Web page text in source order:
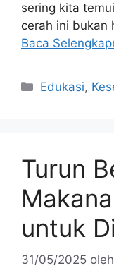
sering kita
cerah ini bukan
Baca
Kategori
Edukasi,
Turun
untuk
31/05/2025 oleh